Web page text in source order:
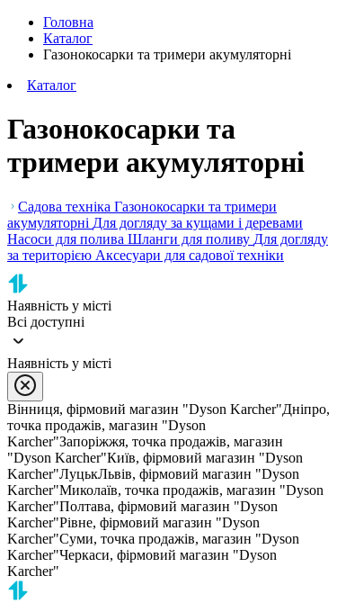
Головна
Каталог
Газонокосарки та тримери акумуляторні
Каталог
Газонокосарки та
тримери акумуляторні
Садова техніка Газонокосарки та тримери
акумуляторні Для догляду за кущами і деревами
Насоси для полива Шланги для поливу Для догляду
за територією Аксесуари для садової техніки
Наявність у місті
Всі доступні
Наявність у місті
Вінниця, фірмовий магазин "Dyson Karcher"Дніпро,
точка продажів, магазин "Dyson
Karcher"Запоріжжя, точка продажів, магазин
"Dyson Karcher"Київ, фірмовий магазин "Dyson
Karcher"ЛуцькЛьвів, фірмовий магазин "Dyson
Karcher"Миколаїв, точка продажів, магазин "Dyson
Karcher"Полтава, фірмовий магазин "Dyson
Karcher"Рівне, фірмовий магазин "Dyson
Karcher"Суми, точка продажів, магазин "Dyson
Karcher"Черкаси, фірмовий магазин "Dyson
Karcher"